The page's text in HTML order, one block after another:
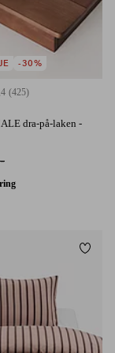
dra-på-laken -
karaktergivninger
(425)
-30%